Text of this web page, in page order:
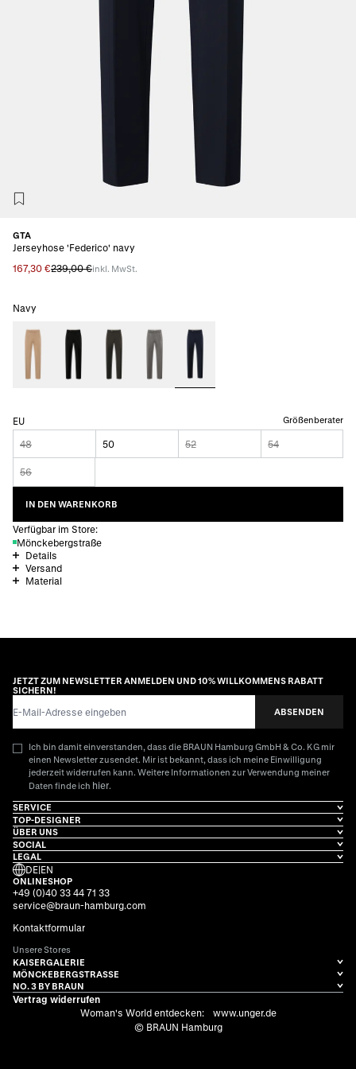
GTA
Jerseyhose 'Federico' navy
167,30 €239,00 €inkl. MwSt.
Navy
EU Größenberater
48 50 52 54
56
IN DEN WARENKORB
Verfügbar im Store:
Mönckebergstraße
Details
Versand
Material
JETZT ZUM NEWSLETTER ANMELDEN UND 10% WILLKOMMENS RABATT
SICHERN!
ABSENDEN
Ich bin damit einverstanden, dass die BRAUN Hamburg GmbH & Co. KG mir
einen Newsletter zusendet. Mir ist bekannt, dass ich meine Einwilligung
jederzeit widerrufen kann. Weitere Informationen zur Verwendung meiner
Daten finde ich hier.
SERVICE
TOP-DESIGNER
ÜBER UNS
SOCIAL
LEGAL
DE|EN
ONLINESHOP
+49 (0)40 33 44 71 33
service@braun-hamburg.com
Kontaktformular
Unsere Stores
KAISERGALERIE
MÖNCKEBERGSTRASSE
NO. 3 BY BRAUN
Vertrag widerrufen
Woman's World entdecken:
www.unger.de
© BRAUN Hamburg